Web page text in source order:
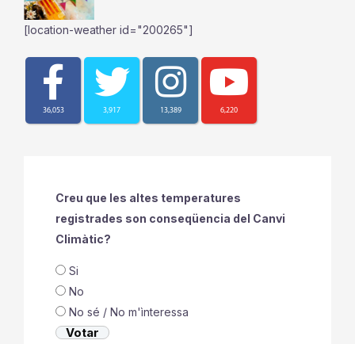
[location-weather id="200265"]
36,053 3,917 13,389 6,220
Creu que les altes temperatures
registrades son conseqüencia del Canvi
Climàtic?
Si
No
No sé / No m'ìnteressa